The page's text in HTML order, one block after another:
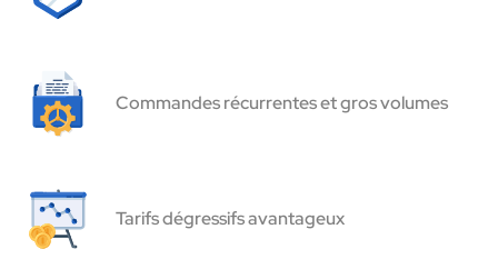
Commandes récurrentes et gros volumes
Tarifs dégressifs avantageux